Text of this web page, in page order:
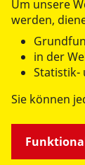
Um unsere
werden,
in der
Statistik-
Sie können